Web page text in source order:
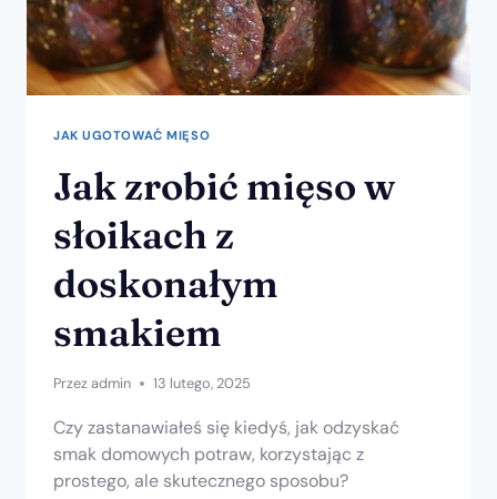
JAK UGOTOWAĆ MIĘSO
Jak zrobić mięso w
słoikach z
doskonałym
smakiem
Przezadmin 13 lutego, 2025
Czy zastanawiałeś się kiedyś, jak odzyskać
smak domowych potraw, korzystając z
prostego, ale skutecznego sposobu?